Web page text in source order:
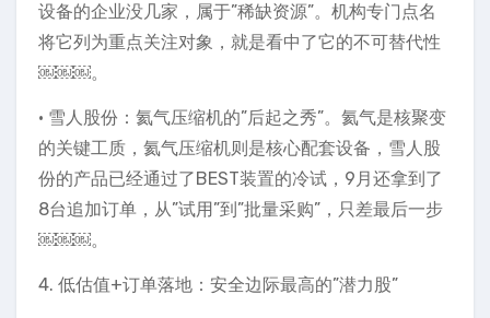
设备的企业没几家，属于”稀缺资源”。机构专门点名
将它列为重点关注对象，就是看中了它的不可替代性
￼￼￼。
• 雪人股份：氦气压缩机的”后起之秀”。氦气是核聚变
的关键工质，氦气压缩机则是核心配套设备，雪人股
份的产品已经通过了BEST装置的冷试，9月还拿到了
8台追加订单，从”试用”到”批量采购”，只差最后一步
￼￼￼。
4. 低估值+订单落地：安全边际最高的”潜力股”